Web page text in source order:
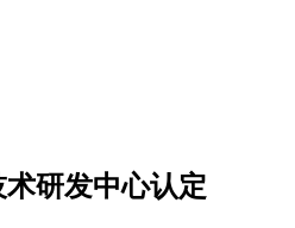
研发中心认定